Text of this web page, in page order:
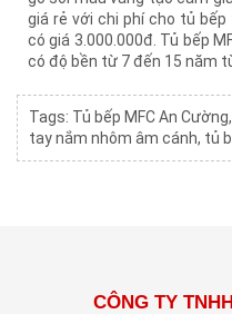
giá rẻ với chi phí cho tủ
có giá 3.000.000đ. Tủ bếp
có độ bền từ 7 đến 15 năm
Tags: Tủ bếp MFC An Cường,
tay nắm nhôm âm cánh, tủ
CÔNG TY